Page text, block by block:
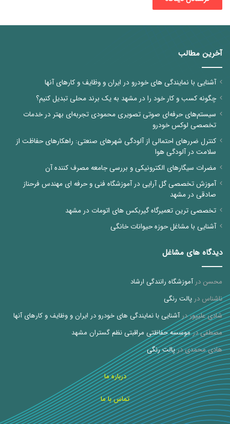
آخرین مطالب
آشنایی با نمایندگی های خودرو در ایران و وظایف و کارهای آنها
چگونه کسب و کار خود را در مشهد به یک برند محلی تبدیل کنیم؟
سیستم‌های حرفه‌ای صوتی تصویری محمودی تجربه‌ای بهتر در خدمات
تخصصی لوکس خودرو
کنترل ضررهای احتمالی از آلودگی شهرهای صنعتی: راهکارهای حفاظت از
سلامت در آلودگی هوا
مضرات سیگارهای الکترونیکی و بررسی جامعه مصرف کننده آن
آموزش تخصصی گل آرایی در آموزشگاه فنی و حرفه ای مهندس فرحناز
صادقی در مشهد
تخصصی ترین تعمیرگاه گیربکس های اتومات در مشهد
آشنایی با مشاغل حوزه حیوانات خانگی
دیدگاه های مشاغل
محسن درآموزشگاه رانندگی ارشاد
ناشناس در پالت رنگی
شادی علیپوردرآشنایی با نمایندگی های خودرو در ایران و وظایف و کارهای آنها
مصطفیدرموسسه حفاظتی مراقبتی نظم گستران مشهد
هادی محمدیدرپالت رنگی
درباره ما
تماس با ما